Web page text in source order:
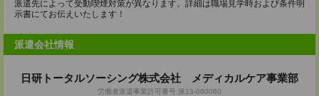
派遣先によって受動喫煙対策が異なります。詳細は職場見学時および条件明
示書にてお伝えいたします！
派遣会社情報
日研トータルソーシング株式会社 メディカルケア事業部
労働者派遣事業許可番号:派13-060060